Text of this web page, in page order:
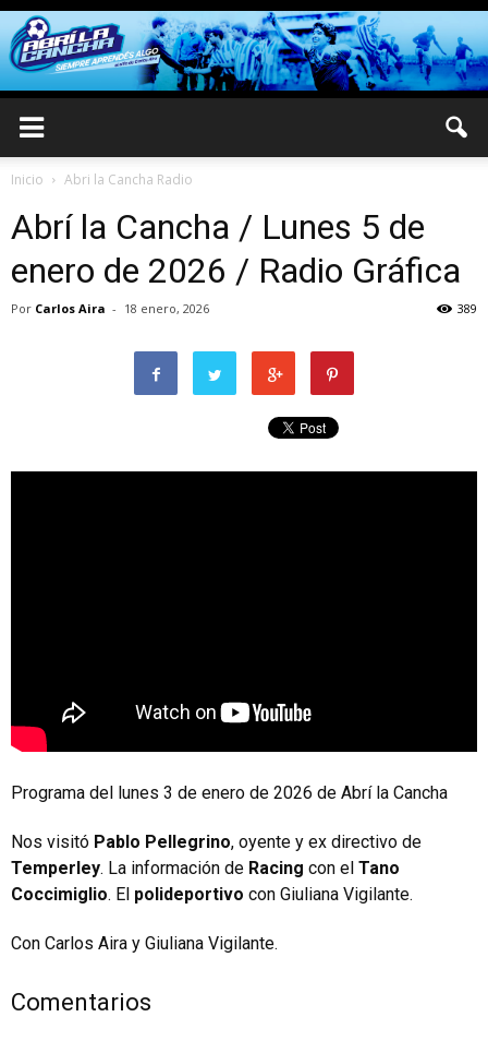
Inicio Abri la Cancha Radio
Abrí la Cancha / Lunes 5 de
enero de 2026 / Radio Gráfica
Por Carlos Aira - 18 enero, 2026 389
Programa del lunes 3 de enero de 2026 de Abrí la Cancha
Nos visitó Pablo Pellegrino, oyente y ex directivo de
Temperley. La información de Racing con el Tano
Coccimiglio. El polideportivo con Giuliana Vigilante.
Con Carlos Aira y Giuliana Vigilante.
Comentarios